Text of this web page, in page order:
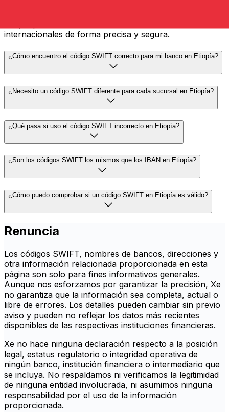
internacionales de forma precisa y segura.
¿Cómo encuentro el código SWIFT correcto para mi banco en Etiopía?
¿Necesito un código SWIFT diferente para cada sucursal en Etiopía?
¿Qué pasa si uso el código SWIFT incorrecto en Etiopía?
¿Son los códigos SWIFT los mismos que los IBAN en Etiopía?
¿Cómo puedo comprobar si un código SWIFT en Etiopía es válido?
Renuncia
Los códigos SWIFT, nombres de bancos, direcciones y
otra información relacionada proporcionada en esta
página son solo para fines informativos generales.
Aunque nos esforzamos por garantizar la precisión, Xe
no garantiza que la información sea completa, actual o
libre de errores. Los detalles pueden cambiar sin previo
aviso y pueden no reflejar los datos más recientes
disponibles de las respectivas instituciones financieras.
Xe no hace ninguna declaración respecto a la posición
legal, estatus regulatorio o integridad operativa de
ningún banco, institución financiera o intermediario que
se incluya. No respaldamos ni verificamos la legitimidad
de ninguna entidad involucrada, ni asumimos ninguna
responsabilidad por el uso de la información
proporcionada.